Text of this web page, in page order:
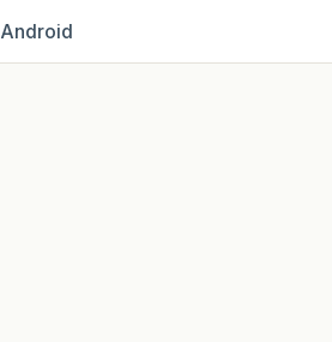
Android